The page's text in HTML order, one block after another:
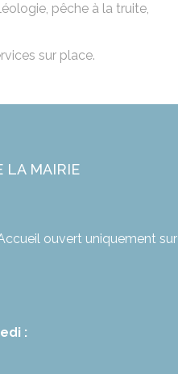
pêche à la truite,
sur place.
LA MAIRIE
ouvert uniquement sur
: